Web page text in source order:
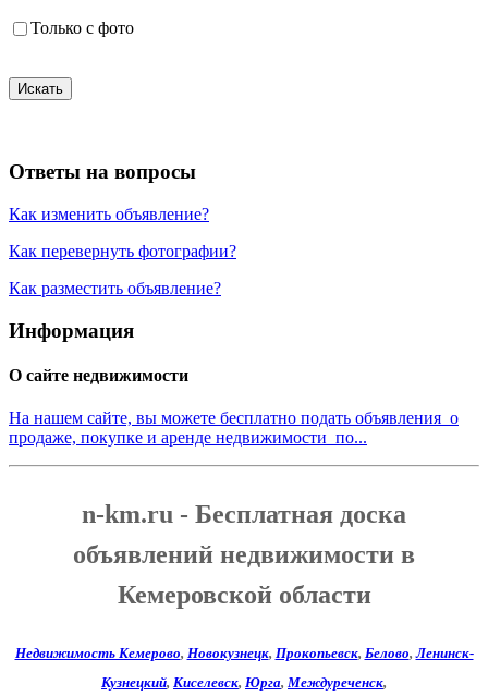
Только с фото
Искать
Ответы на вопросы
Как изменить объявление?
Как перевернуть фотографии?
Как разместить объявление?
Информация
О сайте недвижимости
На нашем сайте, вы можете бесплатно подать объявления о
продаже, покупке и аренде недвижимости по...
n-km.ru - Бесплатная доска
объявлений недвижимости в
Кемеровской области
Недвижимость Кемерово, Новокузнецк, Прокопьевск, Белово,Ленинск-
Кузнецкий, Киселевск, Юрга, Междуреченск,